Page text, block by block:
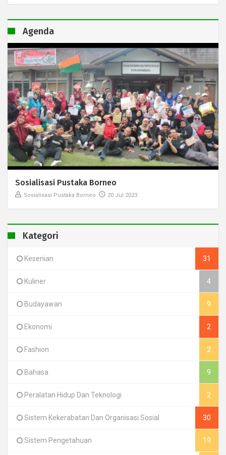
Agenda
Sosialisasi Pustaka Borneo
Sosialisasi Pustaka Borneo 20 Jul 2023
Kategori
Kesenian 31
Kuliner 4
Budayawan 9
Ekonomi 2
Fashion 2
Bahasa 9
Peralatan Hidup Dan Teknologi 2
Sistem Kekerabatan Dan Organisasi Sosial 30
Sistem Pengetahuan 19